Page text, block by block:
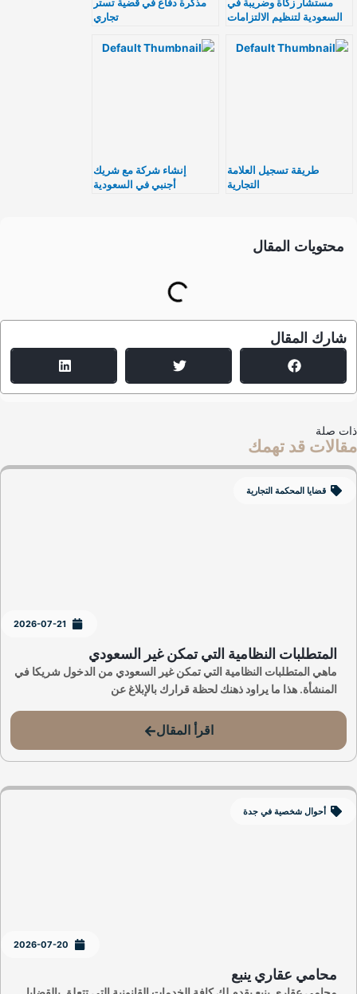
مستشار زكاة وضريبة في
السعودية لتنظيم الالتزامات
مذكرة دفاع في قضية تستر
تجاري
طريقة تسجيل العلامة
التجارية
إنشاء شركة مع شريك
أجنبي في السعودية
محتويات المقال
شارك المقال
صلة
قد تهمك
قضايا المحكمة التجارية
2026-07-21
المتطلبات النظامية التي تمكن غير السعودي
ماهي المتطلبات النظامية التي تمكن غير السعودي من الدخول شريكا في
المنشأة. هذا ما يراود ذهنك لحظة قرارك بالإبلاغ عن
اقرأ المقال
أحوال شخصية في جدة
2026-07-20
محامي عقاري ينبع